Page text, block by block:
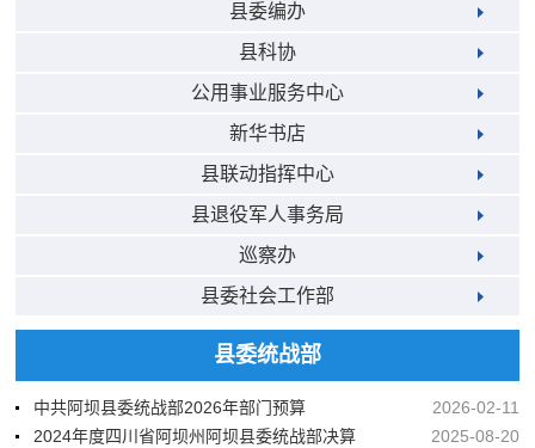
县委编办
县科协
公用事业服务中心
新华书店
县联动指挥中心
县退役军人事务局
巡察办
县委社会工作部
县委统战部
中共阿坝县委统战部2026年部门预算
2026-02-11
2024年度四川省阿坝州阿坝县委统战部决算
2025-08-20